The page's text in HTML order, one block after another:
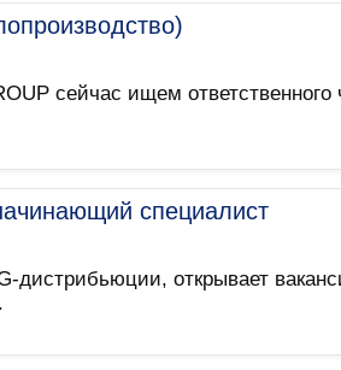
сейчас ищем
специалист
дистрибьюции, открывает